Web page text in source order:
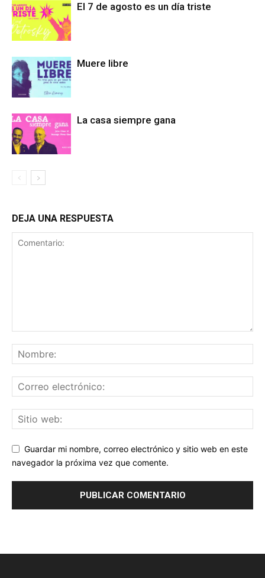
El 7 de agosto es un día triste
Muere libre
La casa siempre gana
DEJA UNA RESPUESTA
Guardar mi nombre, correo electrónico y sitio web en este
navegador la próxima vez que comente.